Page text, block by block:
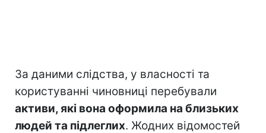
За даними слідства, у власності та
користуванні чиновниці перебували
активи, які вона оформила на близьких
людей та підлеглих. Жодних відомостей